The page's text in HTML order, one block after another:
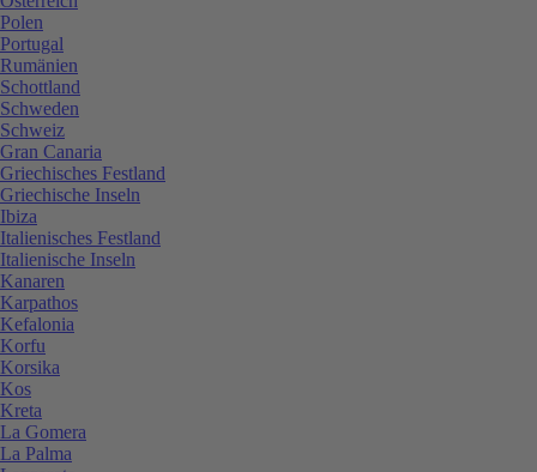
Polen
Portugal
Rumänien
Schottland
Schweden
Schweiz
Gran Canaria
Griechisches Festland
Griechische Inseln
Ibiza
Italienisches Festland
Italienische Inseln
Kanaren
Karpathos
Kefalonia
Korfu
Korsika
Kos
Kreta
La Gomera
La Palma